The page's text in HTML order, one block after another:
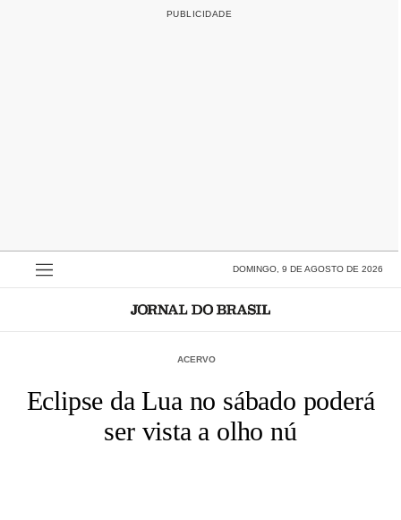
DOMINGO, 9 DE AGOSTO DE 2026
ACERVO
Eclipse da Lua no sábado poderá
ser vista a olho nú